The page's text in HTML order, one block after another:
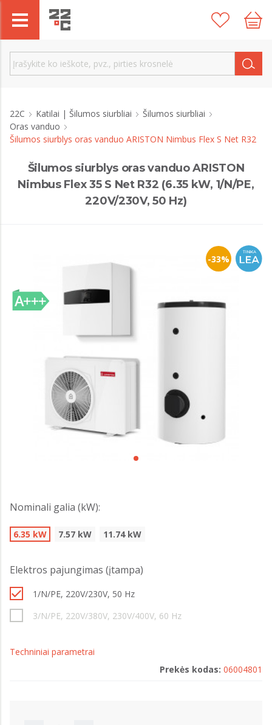
22C Katilai | Šilumos siurbliai
Šilumos siurbliai
Oras vanduo
Šilumos siurblys oras vanduo ARISTON Nimbus Flex S Net R32
Šilumos siurblys oras vanduo ARISTON
Nimbus Flex 35 S Net R32 (6.35 kW, 1/N/PE,
220V/230V, 50 Hz)
-33%
Nominali galia (kW):
6.35 kW 7.57 kW 11.74 kW
Elektros pajungimas (įtampa)
1/N/PE, 220V/230V, 50 Hz
3/N/PE, 220V/380V, 230V/400V, 60 Hz
Techniniai parametrai
Prekės kodas: 06004801